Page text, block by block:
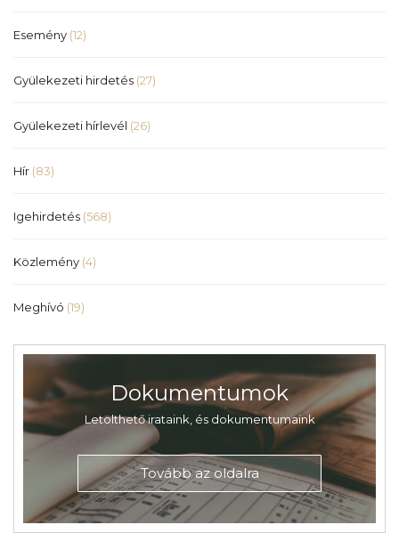
Esemény (12)
Gyülekezeti hirdetés (27)
Gyülekezeti hírlevél (26)
Hír (83)
Igehirdetés (568)
Közlemény (4)
Meghívó (19)
Dokumentumok
Letölthető irataink, és dokumentumaink
Tovább az oldalra